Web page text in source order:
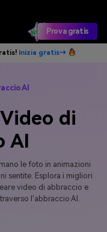
Prova gratis
Inizia gratis→
AI
di
AI
le foto in animazioni
sentite. Esplora i migliori
video di abbraccio e
l'abbraccio AI.